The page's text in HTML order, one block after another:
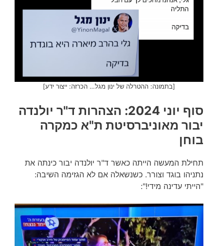
[בתמונה: ההטרלה של ינון מגל… הכרזה: ייצור ידע]
סוף יוני 2024: הצהרות ד"ר יולנדה
יבור מאוניברסיטת ת"א כמקרה
בוחן
תחילת המעשה הייתה כאשר ד"ר יולנדה יבור כינתה את
נתניהו בוגד וצורר. כשנשאלה אם לא הגזימה השיבה:
"הייתי עדינה מידי!":